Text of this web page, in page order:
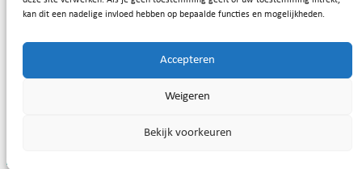
kan dit een nadelige invloed hebben op bepaalde functies en mogelijkheden.
Accepteren
Weigeren
Bekijk voorkeuren
Handige links
Copyright © 2026, Nederlandse Vereniging voor Medische